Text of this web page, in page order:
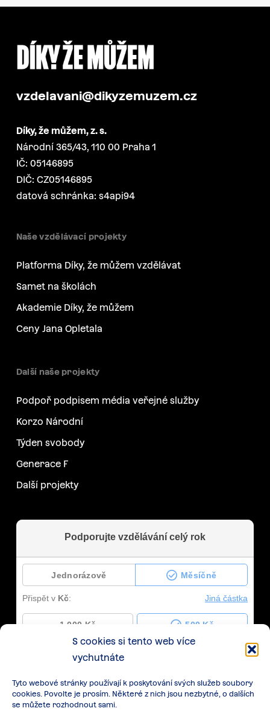
S cookies si tento web více
vychutnáte
Tyto webové stránky používají k poskytování svých služeb soubory
cookies. Povolte je prosím. Některé z nich jsou nezbytné, o dalších
se můžete rozhodnout sami.
vzdelavani@dikyzemuzem.cz
Díky, že můžem, z. s.
Národní 365/43, 110 00 Praha 1
IČ: 05146895
DIČ: CZ05146895
datová schránka: s4api94
Naše vzdělávací projekty
Platforma Díky, že můžem vzdělávat
Samet na školách
Akademie Díky, že můžem
Ceny Jana Opletala
Další naše projekty
Podpoř podpisem média veřejné služby
Korzo Národní
Týden svobody
Generace F
Další projekty